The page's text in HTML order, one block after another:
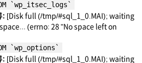
`wp_itsec_logs`
: [Disk full (/tmp/#sql_1_0.MAI); waiting
(errno: 28 "No space left on
`wp_options`
: [Disk full (/tmp/#sql_1_0.MAI); waiting